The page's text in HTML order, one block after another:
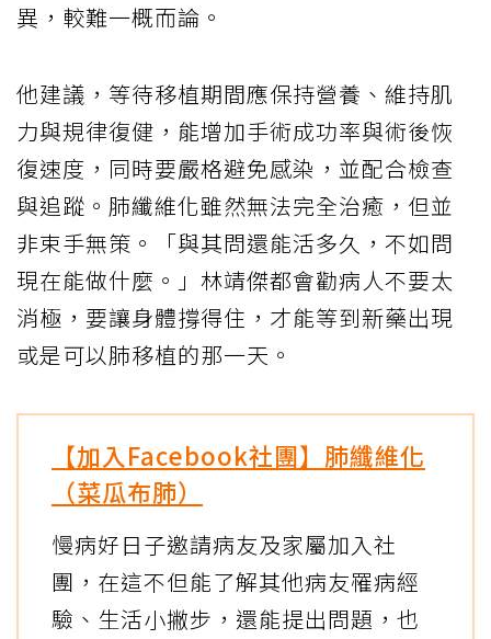
異，較難一概而論。
他建議，等待移植期間應保持營養、維持肌
力與規律復健，能增加手術成功率與術後恢
復速度，同時要嚴格避免感染，並配合檢查
與追蹤。肺纖維化雖然無法完全治癒，但並
非束手無策。「與其問還能活多久，不如問
現在能做什麼。」林靖傑都會勸病人不要太
消極，要讓身體撐得住，才能等到新藥出現
或是可以肺移植的那一天。
【加入Facebook社團】肺纖維化
（菜瓜布肺）
慢病好日子邀請病友及家屬加入社
團，在這不但能了解其他病友罹病經
驗、生活小撇步，還能提出問題，也